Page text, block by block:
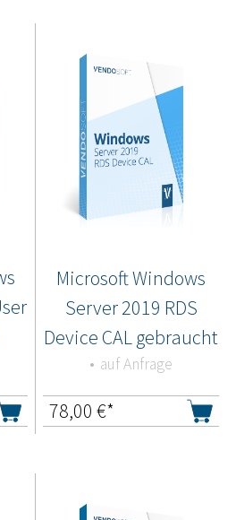
Microsoft Windows
Server 2019 RDS
Device CAL gebraucht
auf Anfrage
78,00 €*